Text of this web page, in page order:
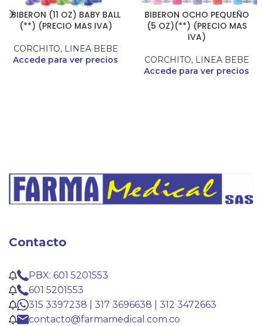
BIBERON (11 OZ) BABY BALL
(**) (PRECIO MAS IVA)
CORCHITO, LINEA BEBE
Accede para ver precios
BIBERON OCHO PEQUEÑO
(5 OZ)(**) (PRECIO MAS
IVA)
CORCHITO, LINEA BEBE
Accede para ver precios
Contacto
PBX: 601 5201553
601 5201553
315 3397238 | 317 3696638 | 312 3472663
contacto@farmamedical.com.co